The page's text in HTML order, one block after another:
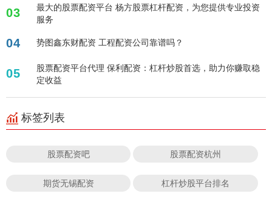
03
最大的股票配资平台 杨方股票杠杆配资，为您提供专业投资
服务
04 势图鑫东财配资 工程配资公司靠谱吗？
05
股票配资平台代理 保利配资：杠杆炒股首选，助力你赚取稳
定收益
标签列表
股票配资吧 股票配资杭州
期货无锡配资 杠杆炒股平台排名